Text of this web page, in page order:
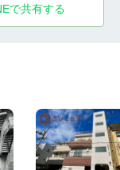
で共有する